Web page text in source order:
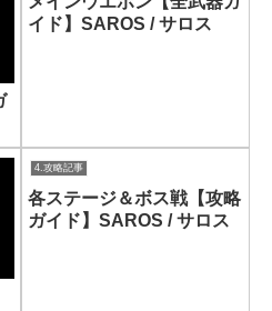
イド】SAROS / サロス
4.攻略記事
各ステージ＆ボス戦【攻略
ガイド】SAROS / サロス